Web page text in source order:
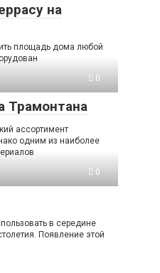
на
площадь дома любой
0
Трамонтана
ассортимент
одним из наиболее
0
в середине
Появление этой